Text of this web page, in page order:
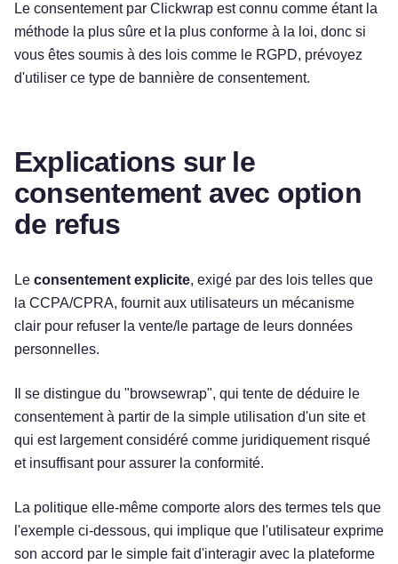
Le consentement par Clickwrap est connu comme étant la
méthode la plus sûre et la plus conforme à la loi, donc si
vous êtes soumis à des lois comme le RGPD, prévoyez
d'utiliser ce type de bannière de consentement.
Explications sur le
consentement avec option
de refus
Le consentement explicite, exigé par des lois telles que
la CCPA/CPRA, fournit aux utilisateurs un mécanisme
clair pour refuser la vente/le partage de leurs données
personnelles.
Il se distingue du "browsewrap", qui tente de déduire le
consentement à partir de la simple utilisation d'un site et
qui est largement considéré comme juridiquement risqué
et insuffisant pour assurer la conformité.
La politique elle-même comporte alors des termes tels que
l'exemple ci-dessous, qui implique que l'utilisateur exprime
son accord par le simple fait d'interagir avec la plateforme